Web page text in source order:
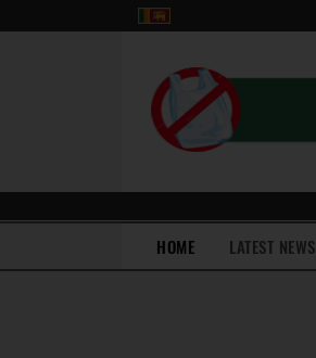
HOME(current)LATEST NEWS